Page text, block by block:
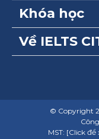
Khóa học
Về IELTS
© Copyright
MST: [Click để